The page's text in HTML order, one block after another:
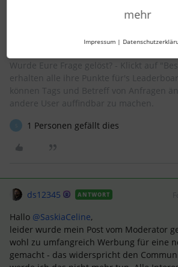
Wurde Eure Frage gelöst? - Klickt auf
erhalten alle ihre Punkte für's
können Tags und Betreff von Anfragen
andere User auffindbar zu machen.
1 Personen gefällt dies
ds12345 ANTWORT
Hallo ​ @SaskiaCeline,
leider wurde mein Post vom Moderator
wohl zu umfangreich Werbung für eine
gemacht - das widerspricht den
mehr
Impressum |